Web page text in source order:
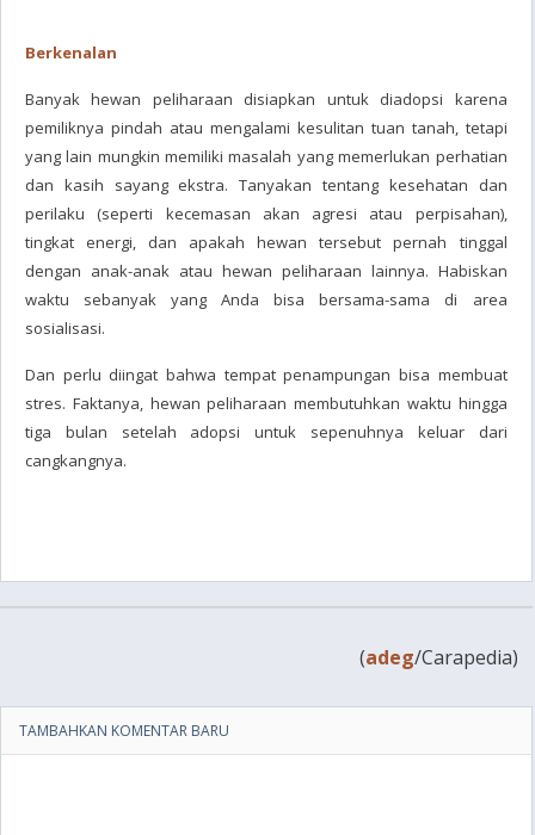
Berkenalan
Banyak hewan peliharaan disiapkan untuk diadopsi karena
pemiliknya pindah atau mengalami kesulitan tuan tanah, tetapi
yang lain mungkin memiliki masalah yang memerlukan perhatian
dan kasih sayang ekstra. Tanyakan tentang kesehatan dan
perilaku (seperti kecemasan akan agresi atau perpisahan),
tingkat energi, dan apakah hewan tersebut pernah tinggal
dengan anak-anak atau hewan peliharaan lainnya. Habiskan
waktu sebanyak yang Anda bisa bersama-sama di area
sosialisasi.
Dan perlu diingat bahwa tempat penampungan bisa membuat
stres. Faktanya, hewan peliharaan membutuhkan waktu hingga
tiga bulan setelah adopsi untuk sepenuhnya keluar dari
cangkangnya.
(adeg/Carapedia)
TAMBAHKAN KOMENTAR BARU